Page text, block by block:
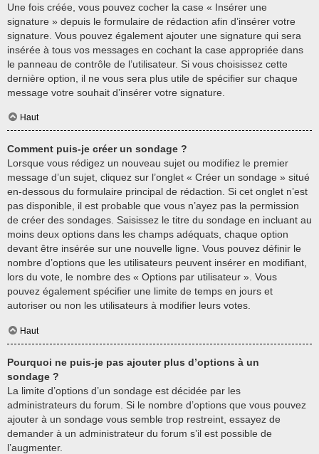
Une fois créée, vous pouvez cocher la case « Insérer une
signature » depuis le formulaire de rédaction afin d’insérer votre
signature. Vous pouvez également ajouter une signature qui sera
insérée à tous vos messages en cochant la case appropriée dans
le panneau de contrôle de l’utilisateur. Si vous choisissez cette
dernière option, il ne vous sera plus utile de spécifier sur chaque
message votre souhait d’insérer votre signature.
Haut
Comment puis-je créer un sondage ?
Lorsque vous rédigez un nouveau sujet ou modifiez le premier
message d’un sujet, cliquez sur l’onglet « Créer un sondage » situé
en-dessous du formulaire principal de rédaction. Si cet onglet n’est
pas disponible, il est probable que vous n’ayez pas la permission
de créer des sondages. Saisissez le titre du sondage en incluant au
moins deux options dans les champs adéquats, chaque option
devant être insérée sur une nouvelle ligne. Vous pouvez définir le
nombre d’options que les utilisateurs peuvent insérer en modifiant,
lors du vote, le nombre des « Options par utilisateur ». Vous
pouvez également spécifier une limite de temps en jours et
autoriser ou non les utilisateurs à modifier leurs votes.
Haut
Pourquoi ne puis-je pas ajouter plus d’options à un
sondage ?
La limite d’options d’un sondage est décidée par les
administrateurs du forum. Si le nombre d’options que vous pouvez
ajouter à un sondage vous semble trop restreint, essayez de
demander à un administrateur du forum s’il est possible de
l’augmenter.